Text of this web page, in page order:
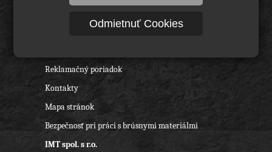
Odmietnuť Cookies
Reklamačný poriadok
Kontakty
Mapa stránok
Bezpečnosť pri práci s brúsnymi materiálmi
IMT spol. s r.o.